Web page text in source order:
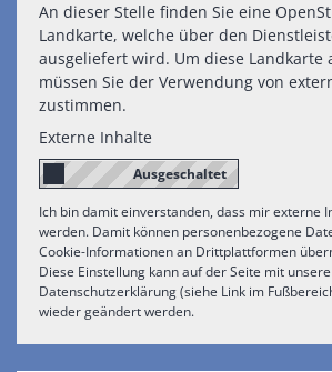
An dieser Stelle finden Sie eine
Landkarte, welche über den
ausgeliefert wird. Um diese Landkarte
müssen Sie der Verwendung von
zustimmen.
Externe Inhalte
Ich bin damit einverstanden, dass mir externe
werden. Damit können personenbezogene
Cookie-Informationen an Drittplattformen
Diese Einstellung kann auf der Seite mit
Datenschutzerklärung (siehe Link im
wieder geändert werden.